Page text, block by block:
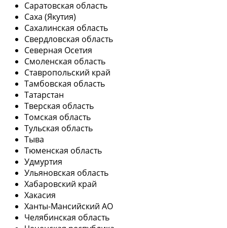
Саратовская область
Саха (Якутия)
Сахалинская область
Свердловская область
Северная Осетия
Смоленская область
Ставропольский край
Тамбовская область
Татарстан
Тверская область
Томская область
Тульская область
Тыва
Тюменская область
Удмуртия
Ульяновская область
Хабаровский край
Хакасия
Ханты-Мансийский АО
Челябинская область